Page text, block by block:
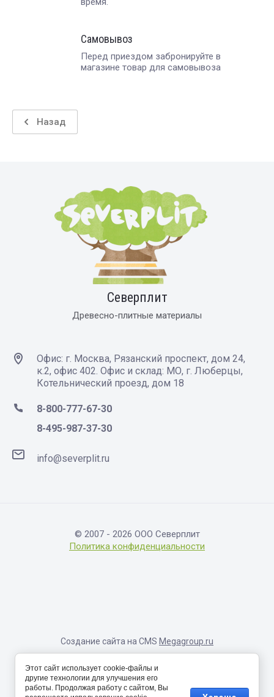
Самовывоз
Перед приездом забронируйте в
магазине товар для самовывоза
Назад
Северплит
Древесно-плитные материалы
Офис: г. Москва, Рязанский проспект, дом 24,
к.2, офис 402. Офис и склад: МО, г. Люберцы,
Котельнический проезд, дом 18
8-800-777-67-30
8-495-987-37-30
info@severplit.ru
© 2007 - 2026 ООО Северплит
Политика конфиденциальности
Создание сайта на CMS Megagroup.ru
справочный характер и не являет собой публичную оферту,
определяемую соответствующими положениями Статьи 437
Гражданского кодекса Российской Федерации. Окончательные
Этот сайт использует cookie-файлы и
другие технологии для улучшения его
работы. Продолжая работу с сайтом, Вы